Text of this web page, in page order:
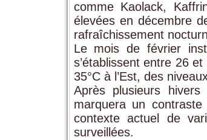
comme Kaolack,
élevées en décembre
rafraîchissement
Le mois de février
s’établissent entre 26
35°C à l’Est, des
Après plusieurs
marquera un
contexte actuel de
surveillées.